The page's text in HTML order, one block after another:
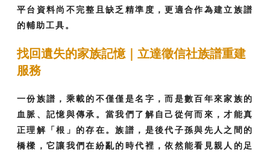
平台資料尚不完整且缺乏精準度，更適合作為建立族譜
的輔助工具。
找回遺失的家族記憶｜立達徵信社族譜重建
服務
一份族譜，乘載的不僅僅是名字，而是數百年來家族的
血脈、記憶與傳承。當我們了解自己從何而來，才能真
正理解「根」的存在。族譜，是後代子孫與先人之間的
橋樑，它讓我們在紛亂的時代裡，依然能看見親人的足